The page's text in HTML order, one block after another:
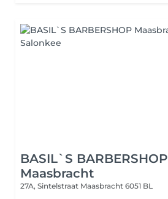
BASIL`S BARBERSHOP
Maasbracht
27A, Sintelstraat Maasbracht 6051 BL